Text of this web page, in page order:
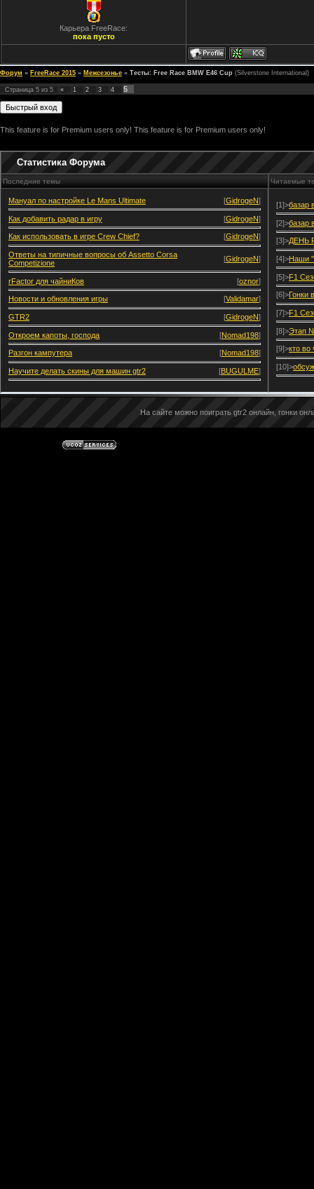
Карьера FreeRace:
пока пусто
Форум » FreeRace 2015 » Межсезонье » Тесты: Free Race BMW E46 Cup (Silverstone International)
Страница 5 из 5 « 1 2 3 4 5
This feature is for Premium users only! This feature is for Premium users only!
Статистика Форума
Последние темы Читаемые
Мануал по настройке Le Mans Ultimate [GidrogeN]
Как добавить радар в игру [GidrogeN]
Как использовать в игре Crew Chief? [GidrogeN]
Ответы на типичные вопросы об Assetto Corsa
Competizione
[GidrogeN]
rFactor для чайниКов [oznor]
Новости и обновления игры [Validamar]
GTR2 [GidrogeN]
Откроем капоты, господа [Nomad198]
Разгон кампутера [Nomad198]
Научите делать скины для машин gtr2 [BUGULME]
[1]>базар
[2]>базар
[3]>ДЕНЬ
[4]>Наши
[5]>F1
[6]>Гонки
[7]>F1
[8]>Этап
[9]>кто во
[10]>
На сайте можно поиграть gtr2 онлайн, гонки